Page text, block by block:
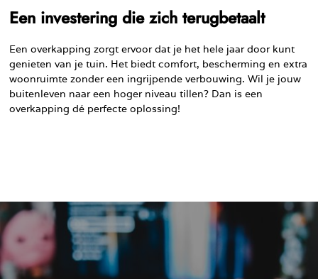
Een investering die zich terugbetaalt
Een overkapping zorgt ervoor dat je het hele jaar door kunt
genieten van je tuin. Het biedt comfort, bescherming en extra
woonruimte zonder een ingrijpende verbouwing. Wil je jouw
buitenleven naar een hoger niveau tillen? Dan is een
overkapping dé perfecte oplossing!